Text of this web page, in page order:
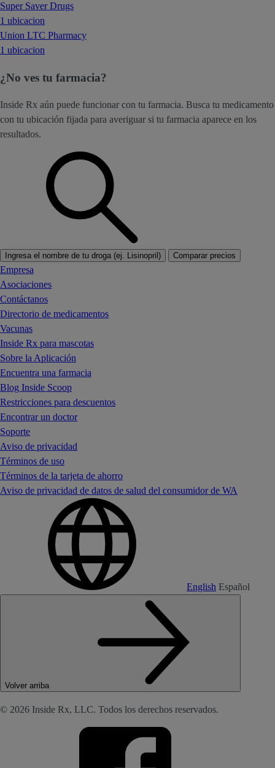
Super Saver Drugs
1 ubicacion
Union LTC Pharmacy
1 ubicacion
¿No ves tu farmacia?
Inside Rx aún puede funcionar con tu farmacia. Busca tu medicamento
con tu ubicación fijada para averiguar si tu farmacia aparece en los
resultados.
Ingresa el nombre de tu droga (ej. Lisinopril) Comparar precios
Empresa
Asociaciones
Contáctanos
Directorio de medicamentos
Vacunas
Inside Rx para mascotas
Sobre la Aplicación
Encuentra una farmacia
Blog Inside Scoop
Restricciones para descuentos
Encontrar un doctor
Soporte
Aviso de privacidad
Términos de uso
Términos de la tarjeta de ahorro
Aviso de privacidad de datos de salud del consumidor de WA
English Español
Volver arriba
© 2026 Inside Rx, LLC. Todos los derechos reservados.